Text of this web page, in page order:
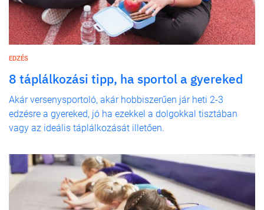
EDZÉS
8 táplálkozási tipp, ha sportol a gyereked
Akár versenysportoló, akár hobbiszerűen jár heti 2-3
edzésre a gyereked, jó ha ezekkel a dolgokkal tisztában
vagy az ideális táplálkozását illetően.